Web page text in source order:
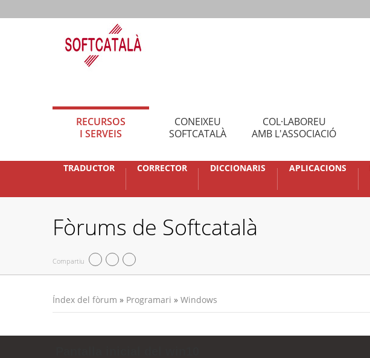
RECURSOS
I SERVEIS
CONEIXEU
SOFTCATALÀ
COL·LABOREU
AMB L'ASSOCIACIÓ
TRADUCTOR CORRECTOR DICCIONARIS APLICACIONS
Fòrums de Softcatalà
Compartiu
Índex del fòrum » Programari » Windows